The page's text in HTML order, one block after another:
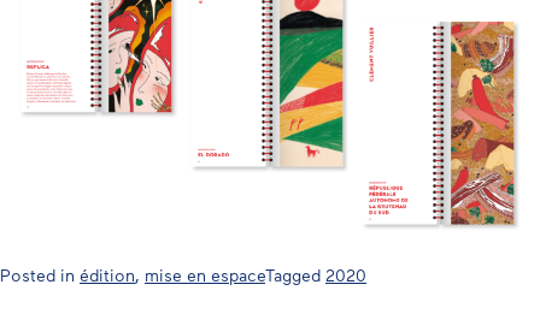
Posted in édition, mise en espace Tagged 2020